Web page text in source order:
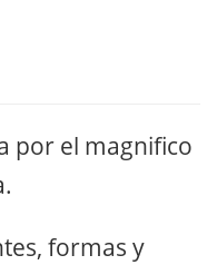
por el magnifico
formas y